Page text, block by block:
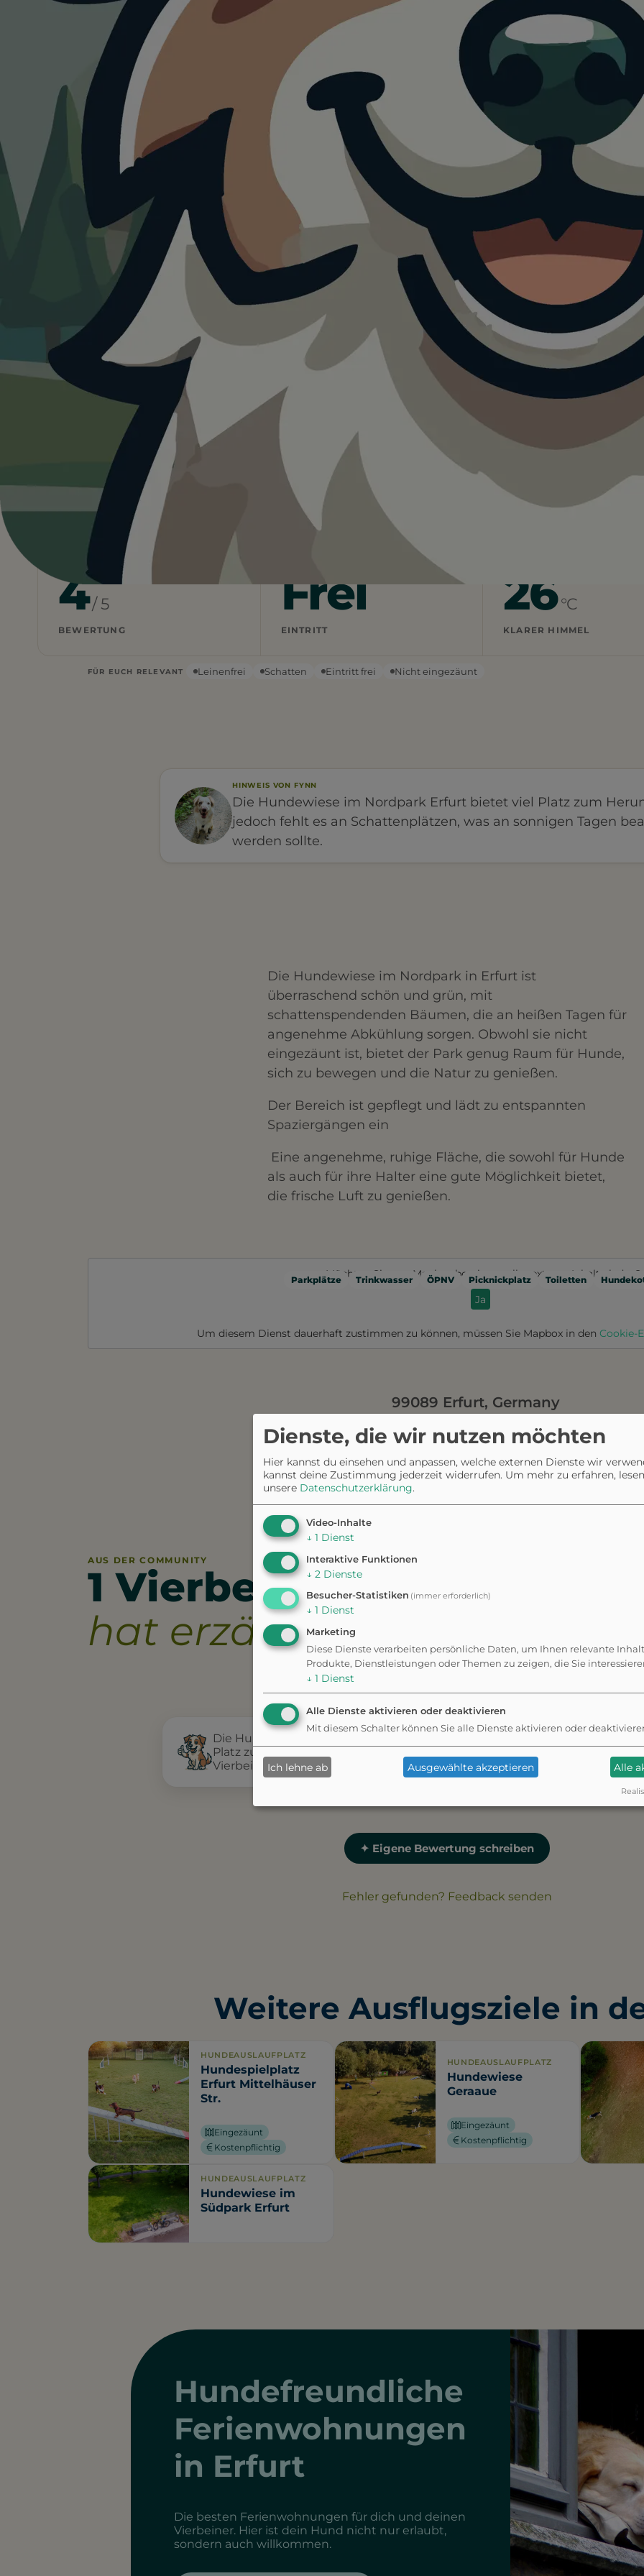
HUNDEAUSLAUF
Hundewiese im
Nordpark Erfurt
Deutschland Thüringen Hundewiese im Nordpark Erfurt
Heute istein guter Tag für Hundewiese im Nordpark Erfurt.
26°C und sonnig, aber kaum Schatten vor Ort. Bringt viel Wasser mit und startet lieber früh.
Wetterdaten: OpenWeatherMap
4/ 5
BEWERTUNG
Frei
EINTRITT
26 °C
KLARER HIMMEL
FÜR EUCH RELEVANT Leinenfrei Schatten Eintritt frei Nicht eingezäunt
HINWEIS VON FYNN
Die Hundewiese im Nordpark Erfurt bietet viel Platz zum
jedoch fehlt es an Schattenplätzen, was an sonnigen Tagen
werden sollte.
Die Hundewiese im Nordpark in Erfurt ist
überraschend schön und grün, mit
schattenspendenden Bäumen, die an heißen Tagen für
angenehme Abkühlung sorgen. Obwohl sie nicht
eingezäunt ist, bietet der Park genug Raum für Hunde,
sich zu bewegen und die Natur zu genießen.
Der Bereich ist gepflegt und lädt zu entspannten
Spaziergängen ein
Eine angenehme, ruhige Fläche, die sowohl für Hunde
als auch für ihre Halter eine gute Möglichkeit bietet,
die frische Luft zu genießen.
Parkplätze Trinkwasser ÖPNV Picknickplatz Toiletten
Möchten Sie von Mapbox bereitgestellte externe Inhalte laden?
Ja
Um diesem Dienst dauerhaft zustimmen zu können, müssen Sie Mapbox in den Cookie-
99089 Erfurt, Germany
Anfahrt planen
AUS DER COMMUNITY
1 Vierbeiner
hat erzählt.
Die Hundewiese ist groß und bietet viel
Platz zum Toben und Spielen für die
Vierbeiner.
✦ Eigene Bewertung schreiben
Fehler gefunden? Feedback senden
Weitere Ausflugsziele in
HUNDEAUSLAUFPLATZ
Hundespielplatz
Erfurt Mittelhäuser
Str.
Eingezäunt
Kostenpflichtig
HUNDEAUSLAUFPLATZ
Hundewiese
Geraaue
Eingezäunt
Kostenpflichtig
HUNDEAUSLAUFPLATZ
Hundewiese im
Südpark Erfurt
Hundefreundliche
Ferienwohnungen
in Erfurt
Die besten Ferienwohnungen für dich und deinen
Vierbeiner. Hier ist dein Hund nicht nur erlaubt,
sondern auch willkommen.
Dienste, die wir nutzen möchten
Hier kannst du einsehen und anpassen, welche externen Dienste wir
kannst deine Zustimmung jederzeit widerrufen. Um mehr zu erfahren,
unsere Datenschutzerklärung.
Video-Inhalte
↓ 1 Dienst
Interaktive Funktionen
↓ 2 Dienste
Besucher-Statistiken (immer erforderlich)
↓ 1 Dienst
Marketing
Diese Dienste verarbeiten persönliche Daten, um Ihnen relevante
Produkte, Dienstleistungen oder Themen zu zeigen, die Sie
↓ 1 Dienst
Alle Dienste aktivieren oder deaktivieren
Mit diesem Schalter können Sie alle Dienste aktivieren oder
Ich lehne ab Ausgewählte akzeptieren Alle